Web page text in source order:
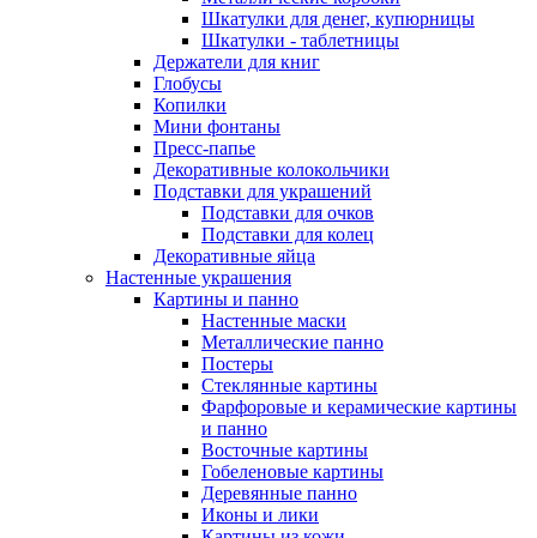
Шкатулки для денег, купюрницы
Шкатулки - таблетницы
Держатели для книг
Глобусы
Копилки
Мини фонтаны
Пресс-папье
Декоративные колокольчики
Подставки для украшений
Подставки для очков
Подставки для колец
Декоративные яйца
Настенные украшения
Картины и панно
Настенные маски
Металлические панно
Постеры
Стеклянные картины
Фарфоровые и керамические картины
и панно
Восточные картины
Гобеленовые картины
Деревянные панно
Иконы и лики